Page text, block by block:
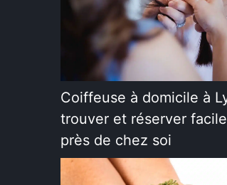
Coiffeuse à domicile à
trouver et réserver
près de chez soi